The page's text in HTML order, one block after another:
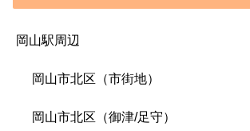
岡山駅周辺
岡山市北区（市街地）
岡山市北区（御津/足守）